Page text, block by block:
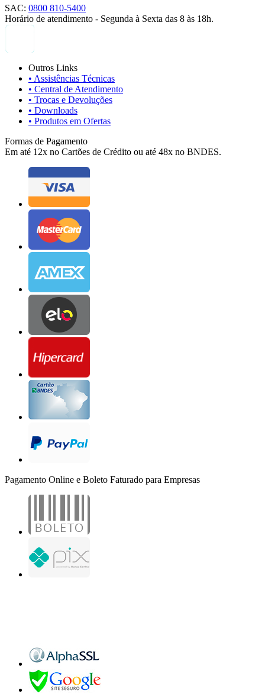
SAC: 0800 810-5400
Horário de atendimento - Segunda à Sexta das 8 às 18h.
Outros Links
• Assistências Técnicas
• Central de Atendimento
• Trocas e Devoluções
• Downloads
• Produtos em Ofertas
Formas de Pagamento
Em até 12x no Cartões de Crédito ou até 48x no BNDES.
Pagamento Online e Boleto Faturado para Empresas